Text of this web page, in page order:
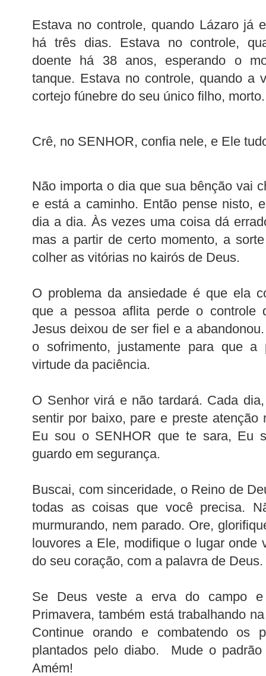
Estava no controle, quando Lázaro já
há três dias. Estava no controle,
doente há 38 anos, esperando o
tanque. Estava no controle, quando a
cortejo fúnebre do seu único filho, morto.
Crê, no SENHOR, confia nele, e Ele
Não importa o dia que sua bênção vai
e está a caminho. Então pense nisto,
dia a dia. Às vezes uma coisa dá
mas a partir de certo momento, a
colher as vitórias no kairós de Deus.
O problema da ansiedade é que ela
que a pessoa aflita perde o controle
Jesus deixou de ser fiel e a
o sofrimento, justamente para que a
virtude da paciência.
O Senhor virá e não tardará. Cada
sentir por baixo, pare e preste atenção
Eu sou o SENHOR que te sara, Eu
guardo em segurança.
Buscai, com sinceridade, o Reino de
todas as coisas que você precisa.
murmurando, nem parado. Ore,
louvores a Ele, modifique o lugar onde
do seu coração, com a palavra de Deus.
Se Deus veste a erva do campo
Primavera, também está trabalhando
Continue orando e combatendo os
plantados pelo diabo. Mude o padrão
Amém!